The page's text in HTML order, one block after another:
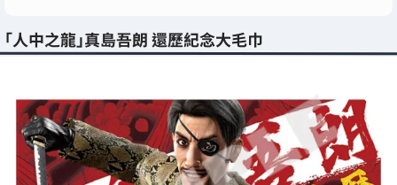
「人中之龍」真島吾朗 還歷紀念大毛巾